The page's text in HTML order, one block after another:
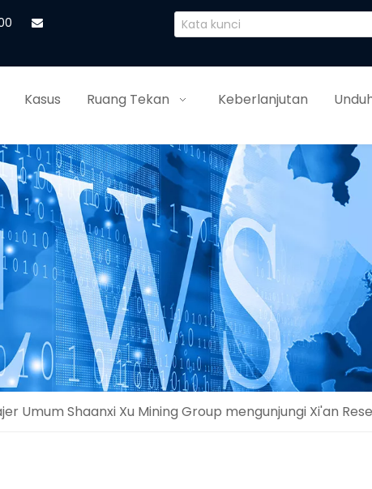

Kasus Ruang Tekan Keberlanjutan
Umum Shaanxi Xu Mining Group mengunjungi Xi'an